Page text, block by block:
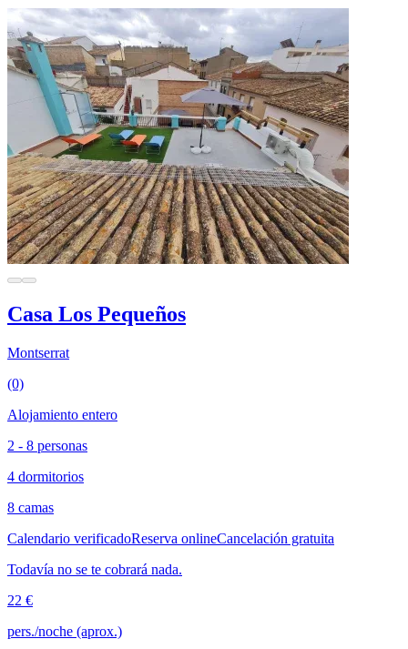
Casa Los Pequeños
Montserrat
(0)
Alojamiento entero
2 - 8 personas
4 dormitorios
8 camas
Calendario verificadoReserva onlineCancelación gratuita
Todavía no se te cobrará nada.
22 €
pers./noche (aprox.)